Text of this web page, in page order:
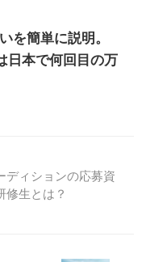
を簡単に説明。
日本で何回目の万
ディションの応募資
修生とは？